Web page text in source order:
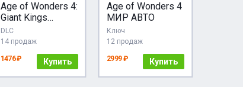
Age of Wonders 4:
Giant Kings
STEAM GIFT
AUTO RU+МИР
DLC
14 продаж
1476 ₽ Купить
Age of Wonders 4
МИР АВТО
Ключ
12 продаж
2999 ₽ Купить